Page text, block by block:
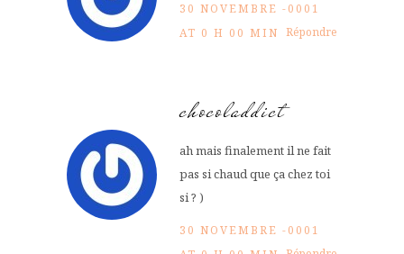
30 NOVEMBRE -0001
AT 0 H 00 MIN Répondre
chocoladdict
ah mais finalement il ne fait
pas si chaud que ça chez toi
si ? )
30 NOVEMBRE -0001